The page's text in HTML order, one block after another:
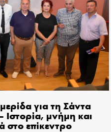
για τη Σάντα
Ιστορία, μνήμη και
στο επίκεντρο